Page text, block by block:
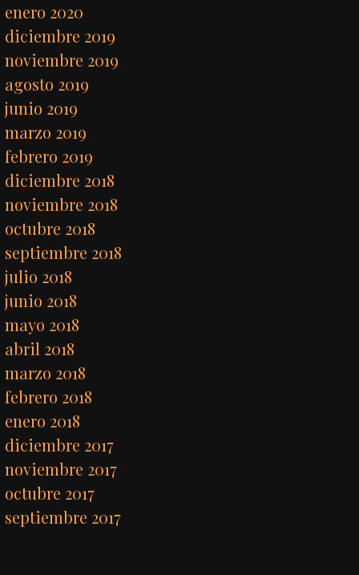
enero 2020
diciembre 2019
noviembre 2019
agosto 2019
junio 2019
marzo 2019
febrero 2019
diciembre 2018
noviembre 2018
octubre 2018
septiembre 2018
julio 2018
junio 2018
mayo 2018
abril 2018
marzo 2018
febrero 2018
enero 2018
diciembre 2017
noviembre 2017
octubre 2017
septiembre 2017